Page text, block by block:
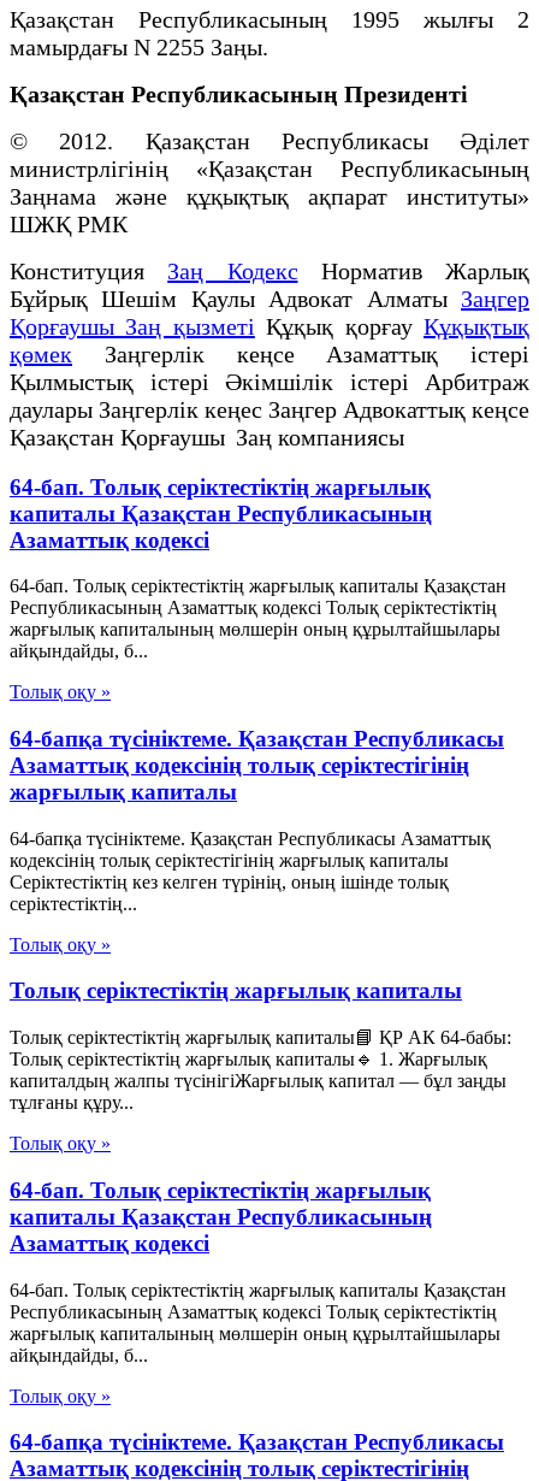
Қазақстан Республикасының 1995 жылғы 2
мамырдағы N 2255 Заңы.
Қазақстан Республикасының Президенті
© 2012. Қазақстан Республикасы Әділет
министрлігінің «Қазақстан Республикасының
Заңнама және құқықтық ақпарат институты»
ШЖҚ РМК
Конституция Заң Кодекс Норматив Жарлық
Бұйрық Шешім Қаулы Адвокат Алматы Заңгер
Қорғаушы Заң қызметі Құқық қорғауҚұқықтық
қөмек Заңгерлік кеңсе Азаматтық істері
Қылмыстық істері Әкімшілік істері Арбитраж
даулары Заңгерлік кеңес Заңгер Адвокаттық кеңсе
Қазақстан Қорғаушы Заң компаниясы
64-бап. Толық серiктестiктiң жарғылық
капиталы Қазақстан Республикасының
Азаматтық кодексi
64-бап. Толық серiктестiктiң жарғылық капиталы Қазақстан
Республикасының Азаматтық кодексi Толық серiктестiктiң
жарғылық капиталының мөлшерiн оның құрылтайшылары
айқындайды, б...
Толық оқу »
64-бапқа түсініктеме. Қазақстан Республикасы
Азаматтық кодексінің толық серіктестігінің
жарғылық капиталы
64-бапқа түсініктеме. Қазақстан Республикасы Азаматтық
кодексінің толық серіктестігінің жарғылық капиталы
Серіктестіктің кез келген түрінің, оның ішінде толық
серіктестіктің...
Толық оқу »
Толық серіктестіктің жарғылық капиталы
Толық серіктестіктің жарғылық капиталы📘 ҚР АК 64-бабы:
Толық серіктестіктің жарғылық капиталы🔹 1. Жарғылық
капиталдың жалпы түсінігіЖарғылық капитал — бұл заңды
тұлғаны құру...
Толық оқу »
64-бап. Толық серiктестiктiң жарғылық
капиталы Қазақстан Республикасының
Азаматтық кодексi
64-бап. Толық серiктестiктiң жарғылық капиталы Қазақстан
Республикасының Азаматтық кодексi Толық серiктестiктiң
жарғылық капиталының мөлшерiн оның құрылтайшылары
айқындайды, б...
Толық оқу »
64-бапқа түсініктеме. Қазақстан Республикасы
Азаматтық кодексінің толық серіктестігінің